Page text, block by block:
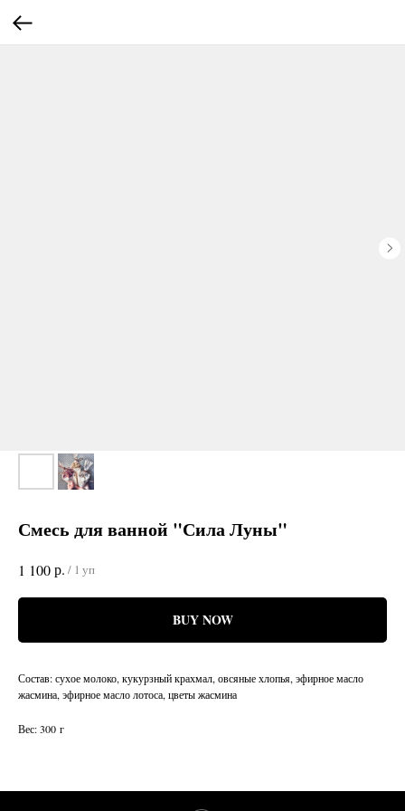
Смесь для ванной "Сила Луны"
1 100р. / 1 уп
BUY NOW
Состав: сухое молоко, кукурзный крахмал, овсяные хлопья, эфирное масло
жасмина, эфирное масло лотоса, цветы жасмина
Вес: 300 г